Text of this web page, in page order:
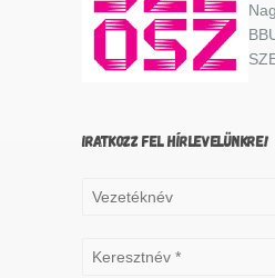
IRATKOZZ FEL HÍRLEVELÜNKRE!